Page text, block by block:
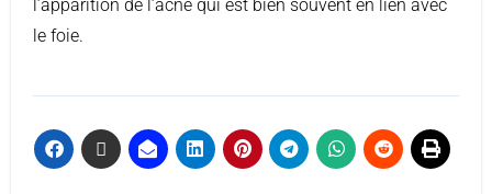
l’apparition de l’acné qui est bien souvent en lien avec
le foie.